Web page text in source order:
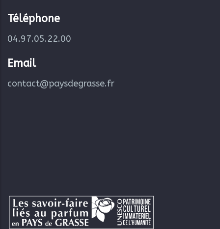
Téléphone
04.97.05.22.00
Email
contact@paysdegrasse.fr